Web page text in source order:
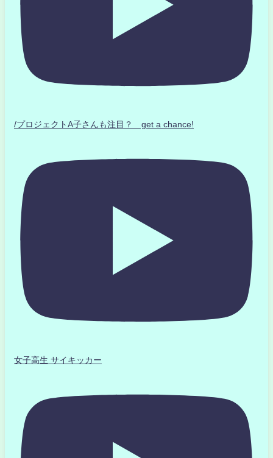
/プロジェクトA子さんも注目？ get a chance!
女子高生 サイキッカー